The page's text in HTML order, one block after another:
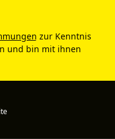
zur Kenntnis
und bin mit ihnen